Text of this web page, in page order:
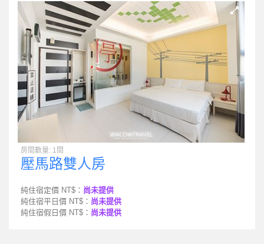
房間數量: 1間
壓馬路雙人房
純住宿定價 NT$： 尚未提供
純住宿平日價 NT$： 尚未提供
純住宿假日價 NT$： 尚未提供